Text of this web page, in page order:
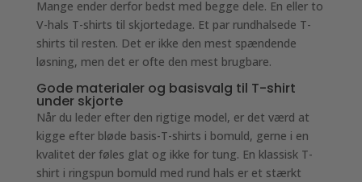
Mange ender derfor bedst med begge dele. En eller to
V-hals T-shirts til skjortedage. Et par rundhalsede T-
shirts til resten. Det er ikke den mest spændende
løsning, men det er ofte den mest brugbare.
Gode materialer og basisvalg til T-shirt
under skjorte
Når du leder efter den rigtige model, er det værd at
kigge efter bløde basis-T-shirts i bomuld, gerne i en
kvalitet der føles glat og ikke for tung. En klassisk T-
shirt i ringspun bomuld med rund hals er et stærkt